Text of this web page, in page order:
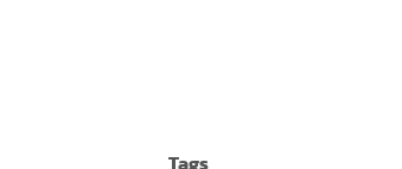
Tags